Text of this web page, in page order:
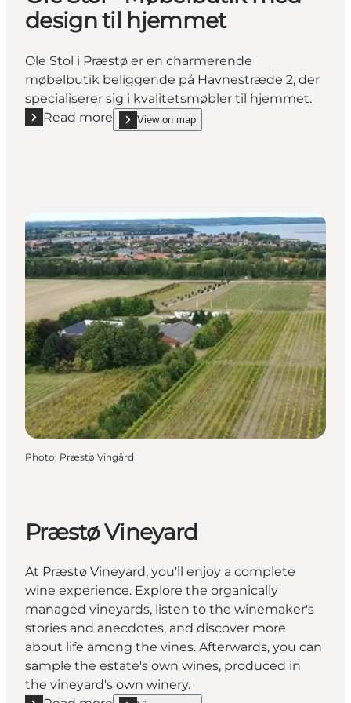
design til hjemmet
Ole Stol i Præstø er en charmerende
møbelbutik beliggende på Havnestræde 2, der
specialiserer sig i kvalitetsmøbler til hjemmet.
Read more
Read more "Ole Stol - Møbelbutik med design til
View on map
show Ole Stol - Møbelbutik med design til
Photo: Præstø Vingård
Præstø Vineyard
At Præstø Vineyard, you'll enjoy a complete
wine experience. Explore the organically
managed vineyards, listen to the winemaker's
stories and anecdotes, and discover more
about life among the vines. Afterwards, you can
sample the estate's own wines, produced in
the vineyard's own winery.